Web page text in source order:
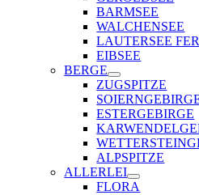
BARMSEE
WALCHENSEE
LAUTERSEE
EIBSEE
BERGE
ZUGSPITZE
ESTERGEBIRGE
ALPSPITZE
ALLERLEI
FLORA